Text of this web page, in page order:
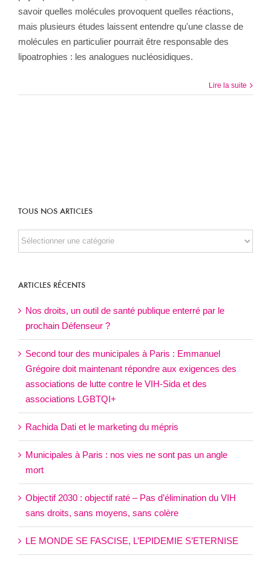
savoir quelles molécules provoquent quelles réactions,
mais plusieurs études laissent entendre qu'une classe de
molécules en particulier pourrait être responsable des
lipoatrophies : les analogues nucléosidiques.
Lire la suite
TOUS NOS ARTICLES
TOUS
NOS
ARTICLES RÉCENTS
Nos droits, un outil de santé publique enterré par le
prochain Défenseur ?
Second tour des municipales à Paris : Emmanuel
Grégoire doit maintenant répondre aux exigences des
associations de lutte contre le VIH-Sida et des
associations LGBTQI+
Rachida Dati et le marketing du mépris
Municipales à Paris : nos vies ne sont pas un angle
mort
Objectif 2030 : objectif raté – Pas d’élimination du VIH
sans droits, sans moyens, sans colère
LE MONDE SE FASCISE, L’EPIDEMIE S’ETERNISE